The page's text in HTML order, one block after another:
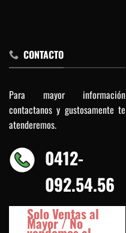
CONTACTO
Para mayor información
contactanos y gustosamente te
atenderemos.
0412-
092.54.56
Solo Ventas al
Mayor / No